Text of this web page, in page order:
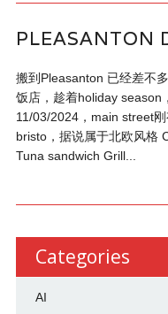
PLEASANTON
搬到Pleasanton 已经差不
饭店，趁着holiday season
11/03/2024，main street
bristo，据说属于北欧风格
Tuna sandwich Grill...
Categories
AI